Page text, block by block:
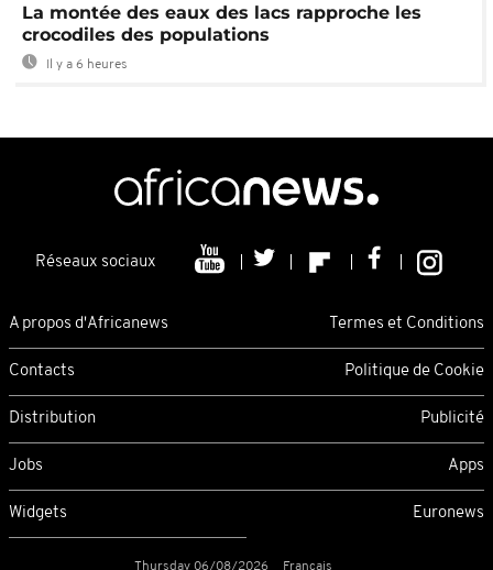
La montée des eaux des lacs rapproche les
crocodiles des populations
Il y a 6 heures
Réseaux sociaux
A propos d'Africanews Termes et Conditions
Contacts Politique de Cookie
Distribution Publicité
Jobs Apps
Widgets Euronews
Thursday 06/08/2026